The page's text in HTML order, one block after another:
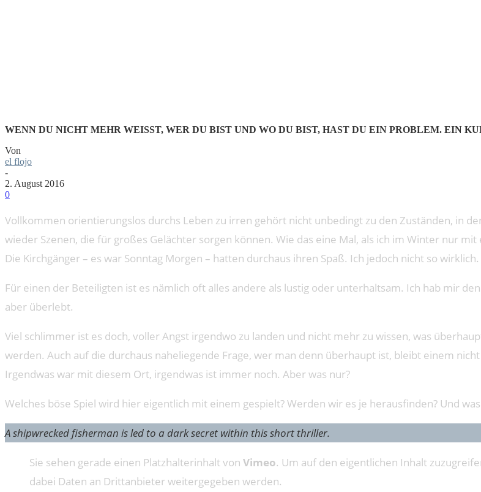
WENN DU NICHT MEHR WEISST, WER DU BIST UND WO DU BIST, HAST DU EIN PROBLEM. EIN
Von
el flojo
-
2. August 2016
0
Vollkommen orientierungslos durchs Leben zu irren gehört nicht unbedingt zu den Zuständen, in
wieder Szenen, die für großes Gelächter sorgen können. Wie das eine Mal, als ich im Winter nur
Die Kirchgänger – es war Sonntag Morgen – hatten durchaus ihren Spaß. Ich jedoch nicht so wirklich.
Für einen der Beteiligten ist es nämlich oft alles andere als lustig oder unterhaltsam. Ich hab mir
aber überlebt.
Viel schlimmer ist es doch, voller Angst irgendwo zu landen und nicht mehr zu wissen, was
werden. Auch auf die durchaus naheliegende Frage, wer man denn überhaupt ist, bleibt einem
Irgendwas war mit diesem Ort, irgendwas ist immer noch. Aber was nur?
Welches böse Spiel wird hier eigentlich mit einem gespielt? Werden wir es je herausfinden? Und
A shipwrecked fisherman is led to a dark secret within this short thriller.
Sie sehen gerade einen Platzhalterinhalt von Vimeo. Um auf den eigentlichen Inhalt
dabei Daten an Drittanbieter weitergegeben werden.